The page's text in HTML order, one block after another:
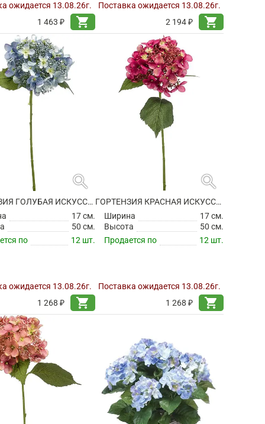
ожидается 13.08.26г.
1 463 ₽
shopping_cart
Поставка ожидается 13.08.26г.
2 194 ₽
shopping_cart
search
ГОРТЕНЗИЯ ГОЛУБАЯ ИСКУССТВЕННАЯ
17 см.
50 см.
по
12 шт.
ожидается 13.08.26г.
1 268 ₽
shopping_cart
search
ГОРТЕНЗИЯ КРАСНАЯ ИСКУССТВЕННАЯ
Ширина
17 см.
Высота
50 см.
Продается по
12 шт.
Поставка ожидается 13.08.26г.
1 268 ₽
shopping_cart